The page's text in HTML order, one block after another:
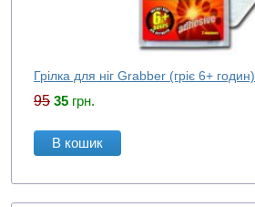
Грілка для ніг Grabber (гріє 6+ годин)
95 35 грн.
В кошик